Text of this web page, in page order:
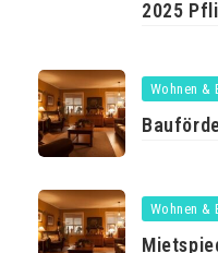
2025
Wohnen &
Wohnen &